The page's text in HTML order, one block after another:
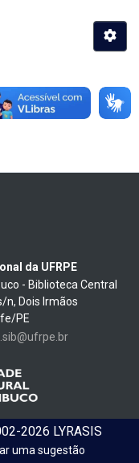
da UFRPE
- Biblioteca Central
n, Dois Irmãos
PE
2026 LYRASIS
uma sugestão